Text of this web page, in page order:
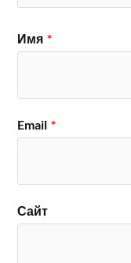
Имя *
Email *
Сайт